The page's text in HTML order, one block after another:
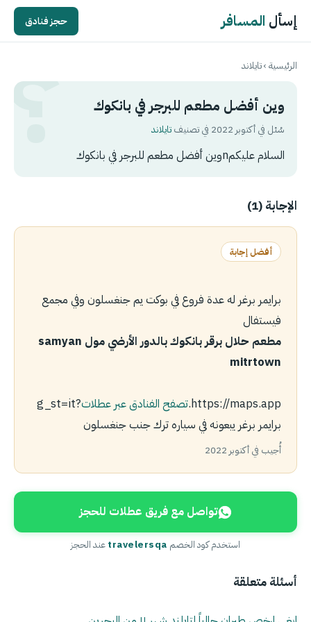
إسأل المسافر حجز فنادق
الرئيسية›تايلاند
وين أفضل مطعم للبرجر في بانكوك
سُئل في أكتوبر 2022 في تصنيف تايلاند
السلام عليكمnوين أفضل مطعم للبرجر في بانكوك
الإجابة (1)
أفضل إجابة
برايمر برغر له عدة فروع في بوكت يم جنغسلون وفي مجمع
فيستفال
مطعم حلال برقر بانكوك بالدور الأرضي مول samyan
mitrtown
https://maps.app. تصفح الفنادق عبر عطلات?g_st=it
برايمر برغر يبعونه في سياره ترك جنب جنغسلون
أُجيب في أكتوبر 2022
تواصل مع فريق عطلات للحجز
استخدم كود الخصم travelersqaعند الحجز
أسئلة متعلقة